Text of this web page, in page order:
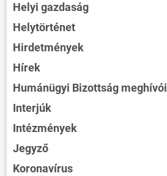
Helyi gazdaság
Helytörténet
Hirdetmények
Hírek
Humánügyi Bizottság meghívói
Interjúk
Intézmények
Jegyző
Koronavírus